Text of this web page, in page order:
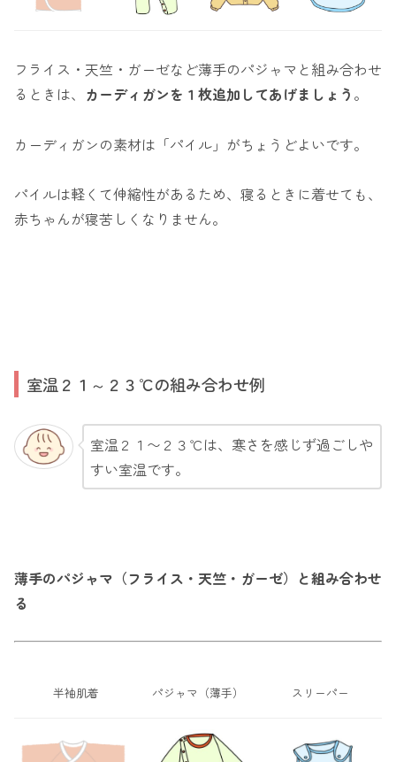
フライス・天竺・ガーゼなど薄手のパジャマと組み合わせ
るときは、 カーディガンを１枚追加してあげましょう 。
カーディガンの素材は「パイル」がちょうどよいです。
パイルは軽くて伸縮性があるため、寝るときに着せても、
赤ちゃんが寝苦しくなりません。
室温２１～２３℃の組み合わせ例
室温２１〜２３℃は、寒さを感じず過ごしや
すい室温です。
薄手のパジャマ（フライス・天竺・ガーゼ）と組み合わせ
る
半袖肌着 パジャマ（薄手） スリーパー